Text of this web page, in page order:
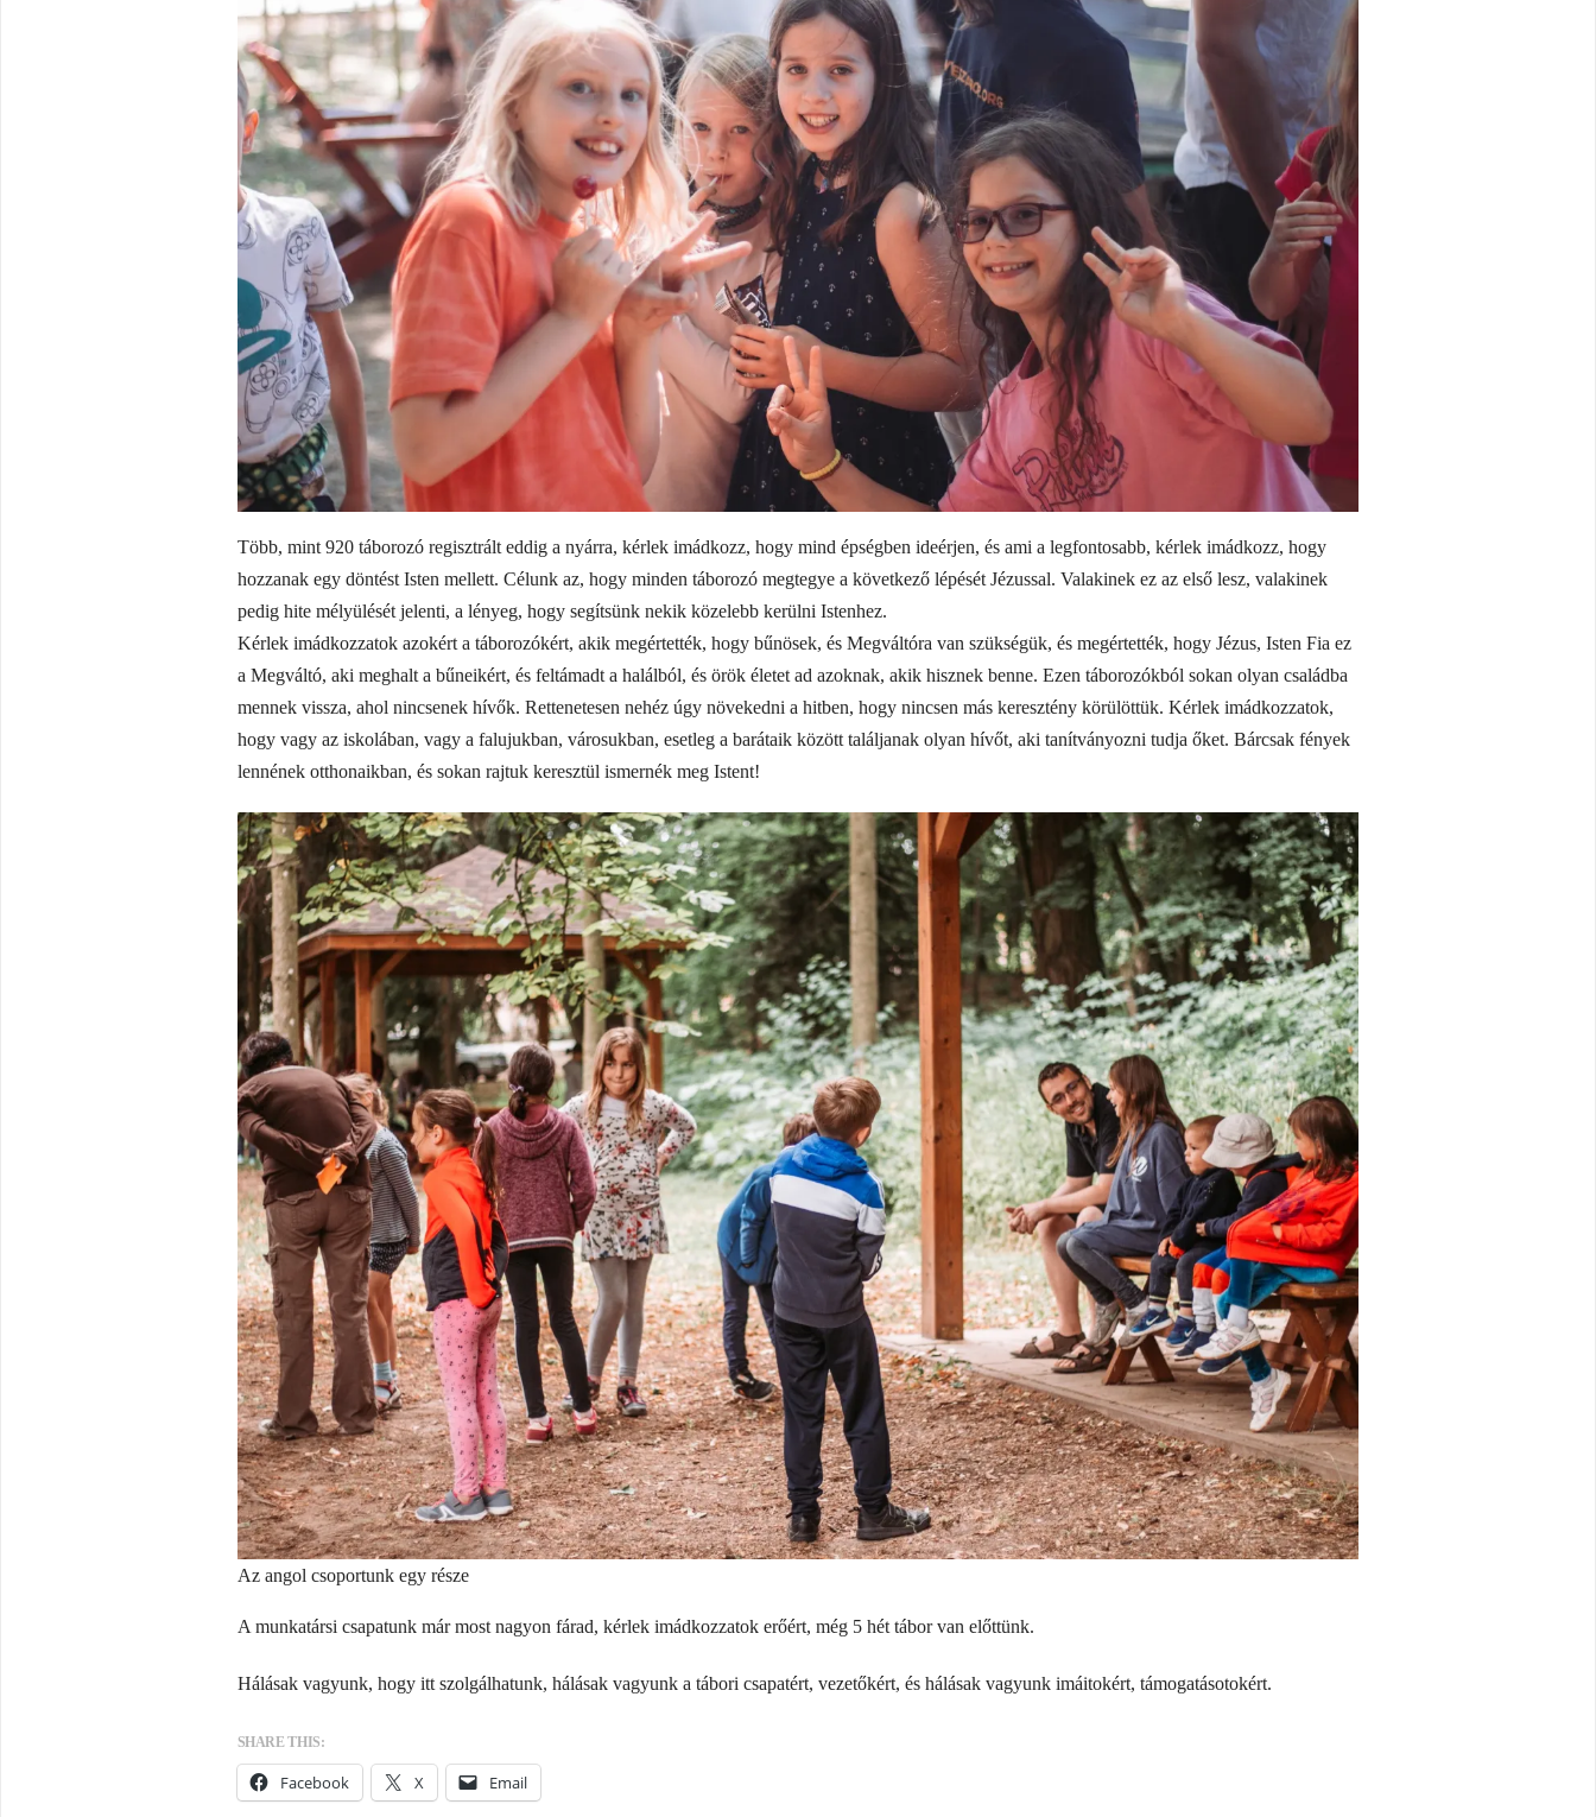
Több, mint 920 táborozó regisztrált eddig a nyárra, kérlek imádkozz, hogy mind épségben ideérjen, és ami a legfontosabb, kérlek imádkozz, hogy
hozzanak egy döntést Isten mellett. Célunk az, hogy minden táborozó megtegye a következő lépését Jézussal. Valakinek ez az első lesz, valakinek
pedig hite mélyülését jelenti, a lényeg, hogy segítsünk nekik közelebb kerülni Istenhez.
Kérlek imádkozzatok azokért a táborozókért, akik megértették, hogy bűnösek, és Megváltóra van szükségük, és megértették, hogy Jézus, Isten Fia ez
a Megváltó, aki meghalt a bűneikért, és feltámadt a halálból, és örök életet ad azoknak, akik hisznek benne. Ezen táborozókból sokan olyan családba
mennek vissza, ahol nincsenek hívők. Rettenetesen nehéz úgy növekedni a hitben, hogy nincsen más keresztény körülöttük. Kérlek imádkozzatok,
hogy vagy az iskolában, vagy a falujukban, városukban, esetleg a barátaik között találjanak olyan hívőt, aki tanítványozni tudja őket. Bárcsak fények
lennének otthonaikban, és sokan rajtuk keresztül ismernék meg Istent!
Az angol csoportunk egy része
A munkatársi csapatunk már most nagyon fárad, kérlek imádkozzatok erőért, még 5 hét tábor van előttünk.
Hálásak vagyunk, hogy itt szolgálhatunk, hálásak vagyunk a tábori csapatért, vezetőkért, és hálásak vagyunk imáitokért, támogatásotokért.
SHARE THIS:
Facebook X Email